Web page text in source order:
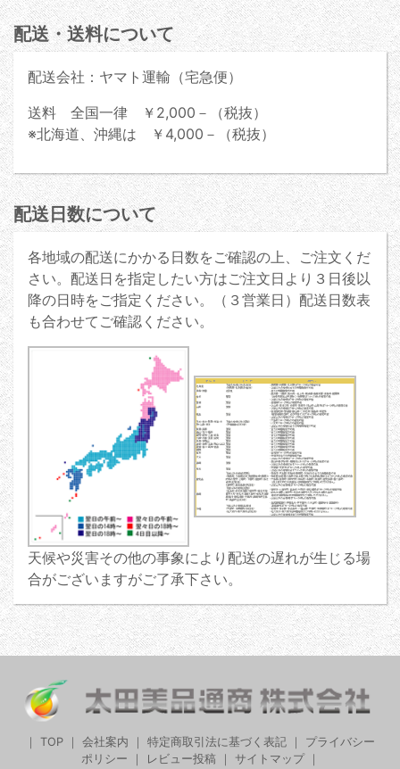
配送・送料について
配送会社：ヤマト運輸（宅急便）
送料 全国一律 ￥2,000－（税抜）
※北海道、沖縄は ￥4,000－（税抜）
配送日数について
各地域の配送にかかる日数をご確認の上、ご注文くだ
さい。配送日を指定したい方はご注文日より３日後以
降の日時をご指定ください。（３営業日）配送日数表
も合わせてご確認ください。
天候や災害その他の事象により配送の遅れが生じる場
合がございますがご了承下さい。
TOP 会社案内 特定商取引法に基づく表記
プライバシー
ポリシー
レビュー投稿｜ サイトマップ｜